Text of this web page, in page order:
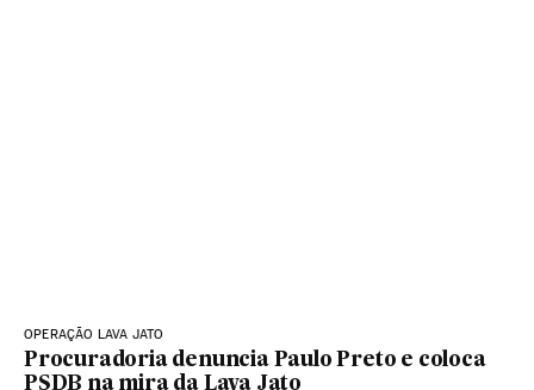
OPERAÇÃO LAVA JATO
Procuradoria denuncia Paulo Preto e coloca
PSDB na mira da Lava Jato